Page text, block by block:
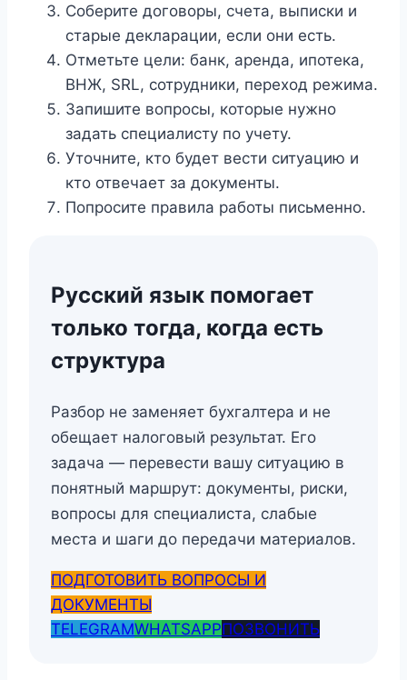
Соберите договоры, счета, выписки и
старые декларации, если они есть.
Отметьте цели: банк, аренда, ипотека,
ВНЖ, SRL, сотрудники, переход режима.
Запишите вопросы, которые нужно
задать специалисту по учету.
Уточните, кто будет вести ситуацию и
кто отвечает за документы.
Попросите правила работы письменно.
Русский язык помогает
только тогда, когда есть
структура
Разбор не заменяет бухгалтера и не
обещает налоговый результат. Его
задача — перевести вашу ситуацию в
понятный маршрут: документы, риски,
вопросы для специалиста, слабые
места и шаги до передачи материалов.
ПОДГОТОВИТЬ ВОПРОСЫ И
ДОКУМЕНТЫ
TELEGRAMWHATSAPPПОЗВОНИТЬ